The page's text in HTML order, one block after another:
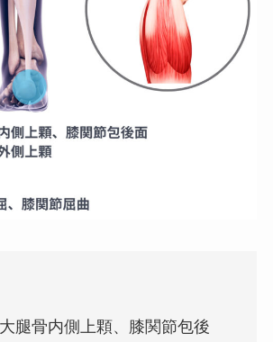
腿骨内側上顆、膝関節包後